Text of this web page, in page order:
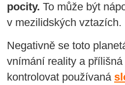
pocity. To může být
v mezilidských vztazích.
Negativně se toto
vnímání reality a
kontrolovat používaná